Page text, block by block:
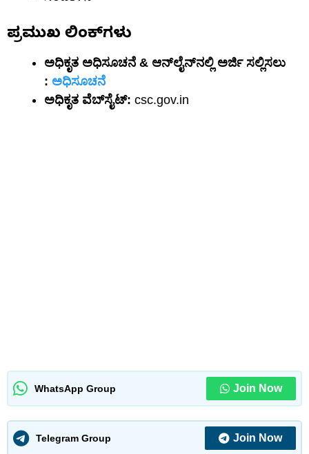
ಪ್ರಮುಖ ಲಿಂಕ್‌ಗಳು
ಅಧಿಕೃತ ಅಧಿಸೂಚನೆ & ಆನ್‌ಲೈನ್‌ನಲ್ಲಿ ಅರ್ಜಿ ಸಲ್ಲಿಸಲು
: ಅಧಿಸೂಚನೆ
ಅಧಿಕೃತ ವೆಬ್‌ಸೈಟ್: csc.gov.in
WhatsApp Group Join Now
Telegram Group Join Now